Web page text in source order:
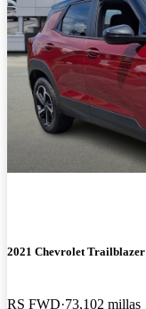
2021 Chevrolet Trailblazer
RS FWD 73,102 millas